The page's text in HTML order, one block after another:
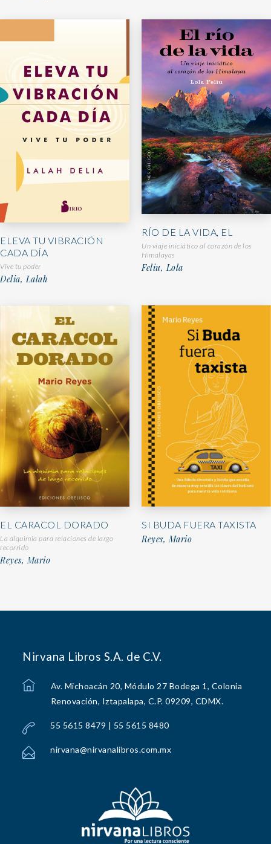
ELEVA TU VIBRACIÓN
CADA DÍA
Vive tu poder
Delia, Lalah
RÍO DE LA VIDA, EL
Un viaje iniciático al corazón de los
Himalayas
Feliu, Lola
EL CARACOL DORADO
La alquimia para relaciones de largo
recorrido
Reyes, Mario
SI BUDA FUERA TAXISTA
Reyes, Mario
Nirvana Libros S.A. de C.V.
Av. Michoacán 20, Módulo 27 Bodega 1, Colonia
Renovación, Iztapalapa, C.P. 09209, CDMX.
55 5615 8479 | 55 5615 8480
nirvana@nirvanalibros.com.mx